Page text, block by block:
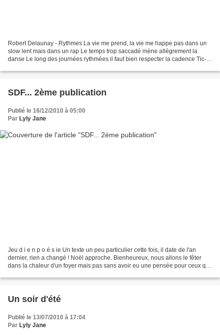
Robert Delaunay - Rythmes La vie me prend, la vie me happe pas dans un
slow lent mais dans un rap Le temps trop saccadé mène allégrement la
danse Le long des journées rythmées il faut bien respecter la cadence Tic-
SDF... 2ème publication
Publié le 16/12/2010 à 05:00
Par Lyly Jane
Jeu d i e n p o é s ie Un texte un peu particulier cette fois, il date de l'an
dernier, rien a changé ! Noël approche. Bienheureux, nous allons le fêter
dans la chaleur d'un foyer mais pas sans avoir eu une pensée pour ceux qui,
Un soir d'été
Publié le 13/07/2010 à 17:04
Par Lyly Jane